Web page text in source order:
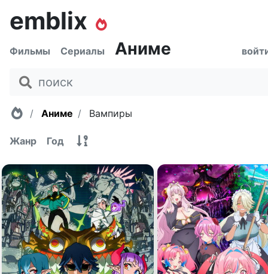
emblix
Фильмы Сериалы Аниме
Главная
Аниме Вампиры
Жанр Год